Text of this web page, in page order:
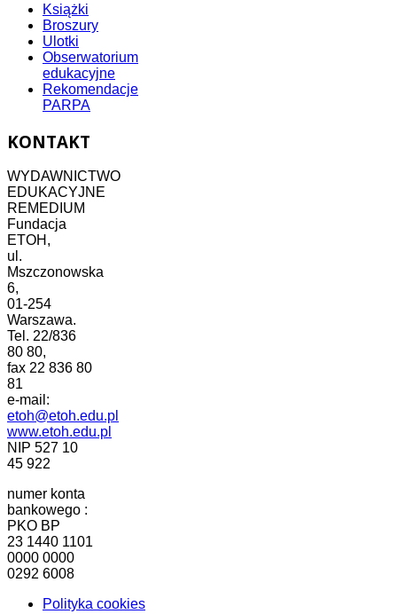
Książki
Broszury
Ulotki
Obserwatorium
edukacyjne
Rekomendacje
PARPA
KONTAKT
WYDAWNICTWO
EDUKACYJNE
REMEDIUM
Fundacja
ETOH,
ul.
Mszczonowska
6,
01-254
Warszawa.
Tel. 22/836
80 80,
fax 22 836 80
81
e-mail:
etoh@etoh.edu.pl
www.etoh.edu.pl
NIP 527 10
45 922
numer konta
bankowego :
PKO BP
23 1440 1101
0000 0000
0292 6008
Polityka cookies